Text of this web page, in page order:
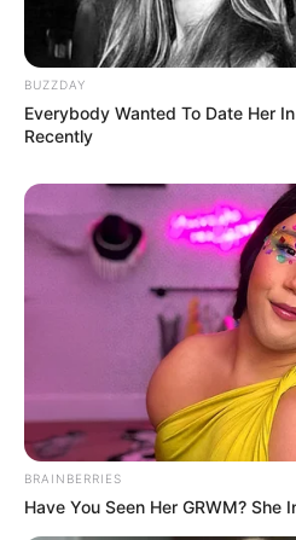
BUZZDAY
Everybody Wanted To Date Her
Recently
BRAINBERRIES
Have You Seen Her GRWM? She